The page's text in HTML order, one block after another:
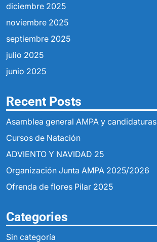
diciembre 2025
noviembre 2025
septiembre 2025
julio 2025
junio 2025
Recent Posts
Asamblea general AMPA y candidaturas
Cursos de Natación
ADVIENTO Y NAVIDAD 25
Organización Junta AMPA 2025/2026
Ofrenda de flores Pilar 2025
Categories
Sin categoría